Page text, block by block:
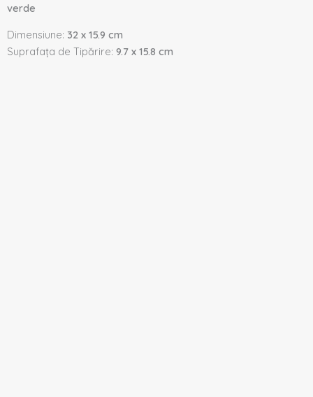
verde
Dimensiune: 32 x 15.9 cm
Suprafața de Tipărire: 9.7 x 15.8 cm